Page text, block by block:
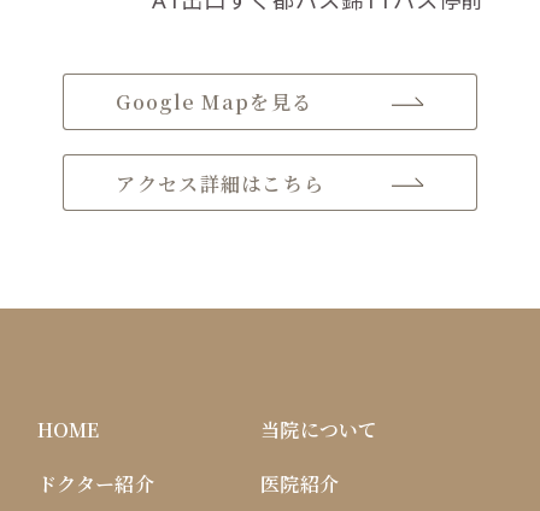
Google Mapを見る
アクセス詳細はこちら
HOME
当院について
ドクター紹介
医院紹介